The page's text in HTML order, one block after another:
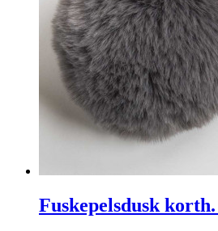
Fuskepelsdusk